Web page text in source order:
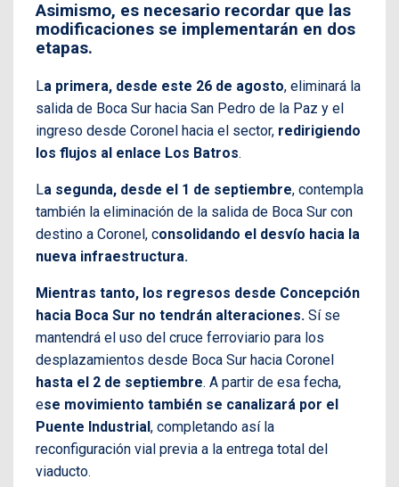
Asimismo, es necesario recordar que las
modificaciones se implementarán en dos
etapas.
La primera, desde este 26 de agosto, eliminará la
salida de Boca Sur hacia San Pedro de la Paz y el
ingreso desde Coronel hacia el sector, redirigiendo
los flujos al enlace Los Batros.
La segunda, desde el 1 de septiembre, contempla
también la eliminación de la salida de Boca Sur con
destino a Coronel, consolidando el desvío hacia la
nueva infraestructura.
Mientras tanto, los regresos desde Concepción
hacia Boca Sur no tendrán alteraciones. Sí se
mantendrá el uso del cruce ferroviario para los
desplazamientos desde Boca Sur hacia Coronel
hasta el 2 de septiembre. A partir de esa fecha,
ese movimiento también se canalizará por el
Puente Industrial, completando así la
reconfiguración vial previa a la entrega total del
viaducto.